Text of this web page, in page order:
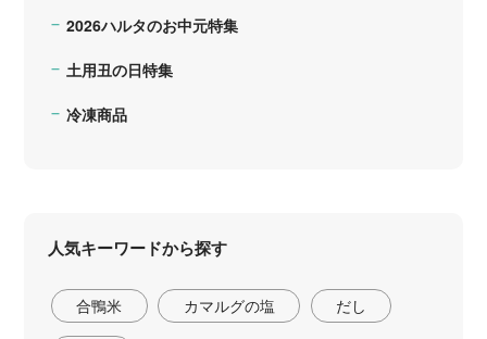
2026ハルタのお中元特集
土用丑の日特集
冷凍商品
人気キーワードから探す
合鴨米 カマルグの塩 だし